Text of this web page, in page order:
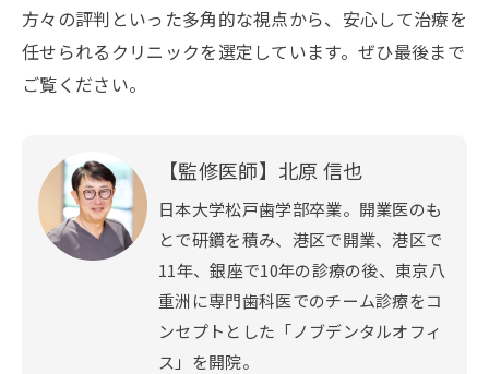
方々の評判といった多角的な視点から、安心して治療を
任せられるクリニックを選定しています。ぜひ最後まで
ご覧ください。
【監修医師】北原 信也
日本大学松戸歯学部卒業。開業医のも
とで研鑽を積み、港区で開業、港区で
11年、銀座で10年の診療の後、東京八
重洲に専門歯科医でのチーム診療をコ
ンセプトとした「ノブデンタルオフィ
ス」を開院。